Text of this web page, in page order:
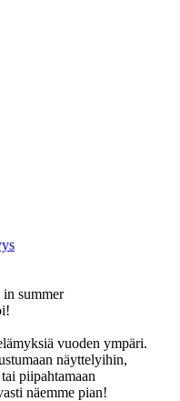
vuoden ympäri.
näyttelyihin,
piipahtamaan
näemme pian!